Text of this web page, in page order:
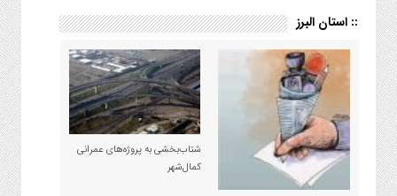
:: استان البرز
شتاب‌بخشی به پروژه‌های عمرانی
کمال‌شهر